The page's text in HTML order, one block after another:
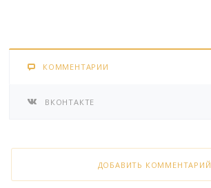
КОММЕНТАРИИ
ВКОНТАКТЕ
ДОБАВИТЬ КОММЕНТАРИЙ